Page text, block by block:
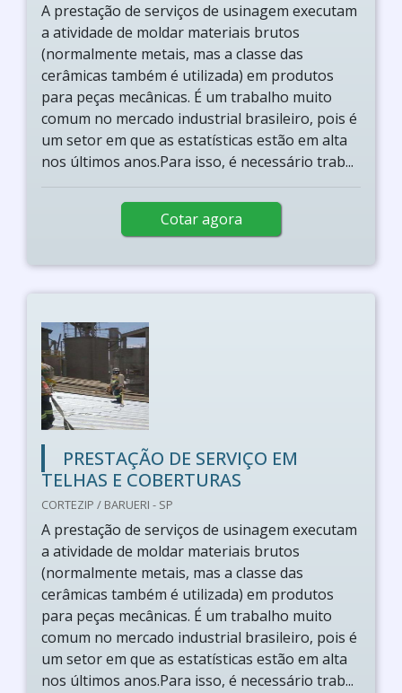
A prestação de serviços de usinagem executam
a atividade de moldar materiais brutos
(normalmente metais, mas a classe das
cerâmicas também é utilizada) em produtos
para peças mecânicas. É um trabalho muito
comum no mercado industrial brasileiro, pois é
um setor em que as estatísticas estão em alta
nos últimos anos.Para isso, é necessário trab...
Cotar agora
PRESTAÇÃO DE SERVIÇO EM
TELHAS E COBERTURAS
CORTEZIP / BARUERI - SP
A prestação de serviços de usinagem executam
a atividade de moldar materiais brutos
(normalmente metais, mas a classe das
cerâmicas também é utilizada) em produtos
para peças mecânicas. É um trabalho muito
comum no mercado industrial brasileiro, pois é
um setor em que as estatísticas estão em alta
nos últimos anos.Para isso, é necessário trab...